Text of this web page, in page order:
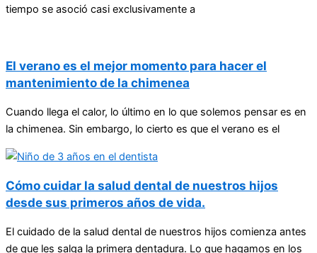
tiempo se asoció casi exclusivamente a
El verano es el mejor momento para hacer el
mantenimiento de la chimenea
Cuando llega el calor, lo último en lo que solemos pensar es en
la chimenea. Sin embargo, lo cierto es que el verano es el
Cómo cuidar la salud dental de nuestros hijos
desde sus primeros años de vida.
El cuidado de la salud dental de nuestros hijos comienza antes
de que les salga la primera dentadura. Lo que hagamos en los